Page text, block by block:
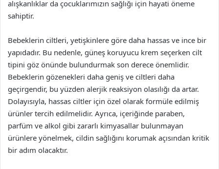
alışkanlıklar da çocuklarımızın sağlığı için hayati öneme
sahiptir.
Bebeklerin ciltleri, yetişkinlere göre daha hassas ve ince bir
yapıdadır. Bu nedenle, güneş koruyucu krem seçerken cilt
tipini göz önünde bulundurmak son derece önemlidir.
Bebeklerin gözenekleri daha geniş ve ciltleri daha
geçirgendir, bu yüzden alerjik reaksiyon olasılığı da artar.
Dolayısıyla, hassas ciltler için özel olarak formüle edilmiş
ürünler tercih edilmelidir. Ayrıca, içeriğinde paraben,
parfüm ve alkol gibi zararlı kimyasallar bulunmayan
ürünlere yönelmek, cildin sağlığını korumak açısından kritik
bir adım olacaktır.